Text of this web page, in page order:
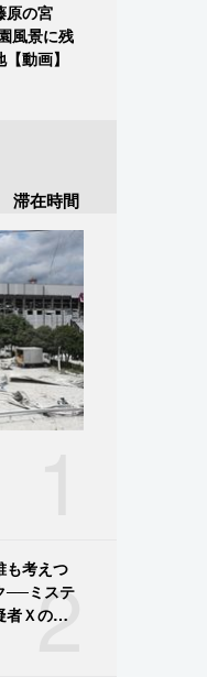
原の宮
風景に残
動画】
滞在時間
2
も考えつ
──ミステ
者Ｘの献